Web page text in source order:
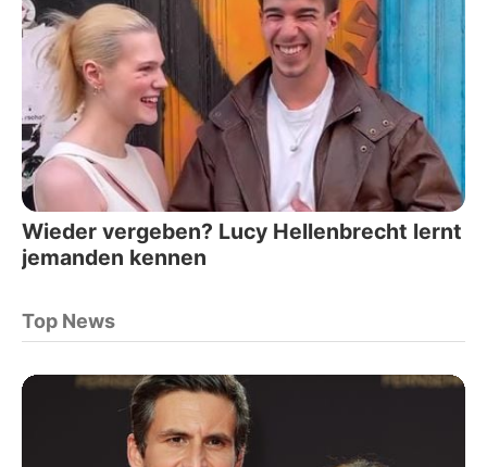
Wieder vergeben? Lucy Hellenbrecht lernt
jemanden kennen
Top News